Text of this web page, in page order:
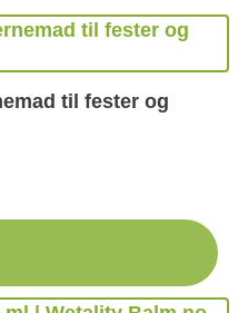
til fester og